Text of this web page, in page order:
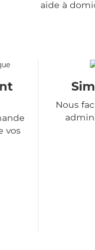
aide à
vos
Nous